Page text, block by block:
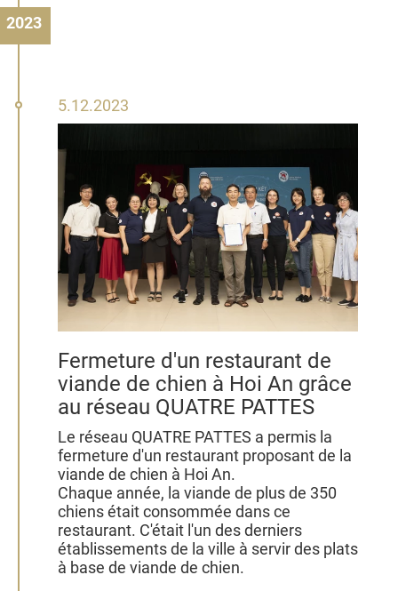
2023
5
décembre
5.12.2023
Fermeture d'un restaurant de
viande de chien à Hoi An grâce
au réseau QUATRE PATTES
Le réseau QUATRE PATTES a permis la
fermeture d'un restaurant proposant de la
viande de chien à Hoi An.
Chaque année, la viande de plus de 350
chiens était consommée dans ce
restaurant. C'était l'un des derniers
établissements de la ville à servir des plats
à base de viande de chien.